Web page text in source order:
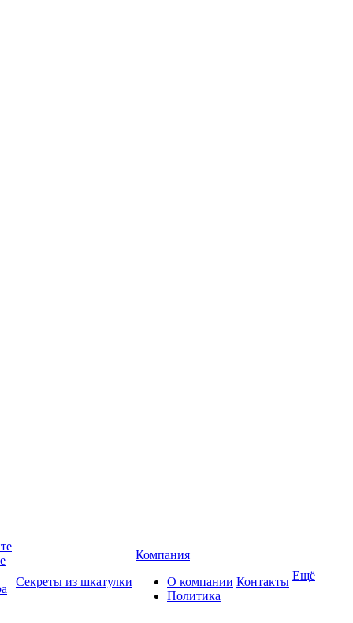
Секреты из шкатулки
Компания
О компании
Политика
Контакты Ещё